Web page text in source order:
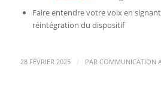
Faire entendre votre voix en
réintégration du dispositif
28 FÉVRIER 2025 / PAR COMMUNICATION